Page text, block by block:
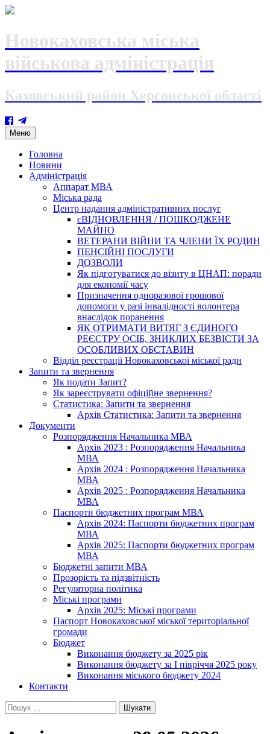
Новокаховська міська
військова адміністрація
Каховський район Херсонської області
Меню Skip
to
content
Головна
Новини
Адміністрація
Аппарат МВА
Міська рада
Центр надання адміністративних послуг
єВІДНОВЛЕННЯ / ПОШКОДЖЕНЕ
МАЙНО
ВЕТЕРАНИ ВІЙНИ ТА ЧЛЕНИ ЇХ РОДИН
ПЕНСІЙНІ ПОСЛУГИ
ДОЗВОЛИ
Як підготуватися до візиту в ЦНАП: поради
для економії часу
Призначення одноразової грошової
допомоги у разі інвалідності волонтера
внаслідок поранення
ЯК ОТРИМАТИ ВИТЯГ З ЄДИНОГО
РЕЄСТРУ ОСІБ, ЗНИКЛИХ БЕЗВІСТИ ЗА
ОСОБЛИВИХ ОБСТАВИН
Відділ реєстрації Новокаховської міської ради
Запити та звернення
Як подати Запит?
Як зареєструвати офіційне звернення?
Статистика: Запити та звернення
Архів Статистика: Запити та звернення
Документи
Розпорядження Начальника МВА
Архів 2023 : Розпорядження Начальника
МВА
Архів 2024 : Розпорядження Начальника
МВА
Архів 2025 : Розпорядження Начальника
МВА
Паспорти бюджетних програм МВА
Архів 2024: Паспорти бюджетних програм
МВА
Архів 2025: Паспорти бюджетних програм
МВА
Бюджетні запити МВА
Прозорість та підзвітність
Регуляторна політика
Міські програми
Архів 2025: Міські програми
Паспорт Новокаховської міської територіальної
громади
Бюджет
Виконання бюджету за 2025 рік
Виконання бюджету за І півріччя 2025 року
Виконання міського бюджету 2024
Контакти
Пошук: